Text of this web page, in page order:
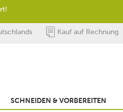
Kauf auf Rechnung
SCHNEIDEN & VORBEREITEN